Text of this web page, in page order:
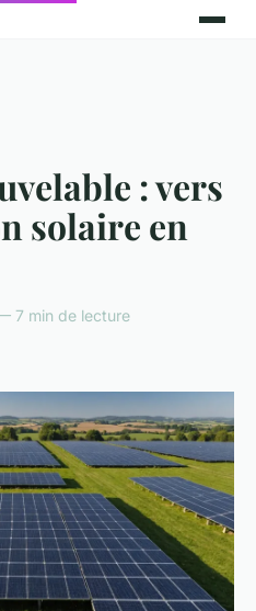
: vers
solaire en
7 min de lecture